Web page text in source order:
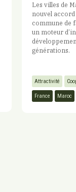
Les villes de
nouvel
commune de
un moteur
générations.
Attractivité
France Maroc